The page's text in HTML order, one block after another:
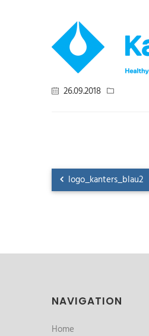
26.09.2018
logo_kanters_blau2
NAVIGATION
Home